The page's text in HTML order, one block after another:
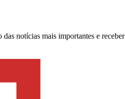
notícias mais importantes e receber